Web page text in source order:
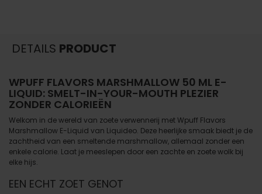
DETAILS PRODUCT
WPUFF FLAVORS MARSHMALLOW 50 ML E-
LIQUID: SMELT-IN-YOUR-MOUTH PLEZIER
ZONDER CALORIEËN
Welkom in de wereld van zoete verwennerij met Wpuff Flavors
Marshmallow E-Liquid van Liquideo. Deze heerlijke smaak biedt je de
zachtheid van een smeltende marshmallow, allemaal zonder een
enkele calorie. Laat je meeslepen door een zachte en zoete wolk bij
elke hijs.
EEN ECHT ZOET GENOT